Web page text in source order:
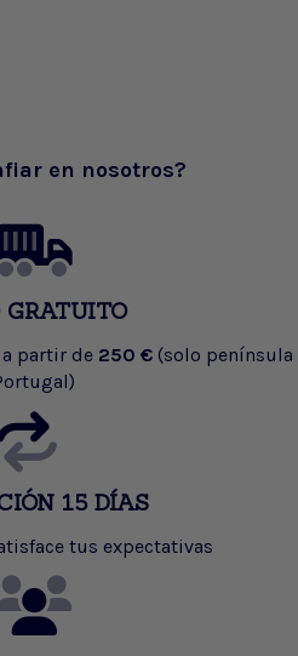
en nosotros?
partir de 250 € (solo península
15 DÍAS
tus expectativas